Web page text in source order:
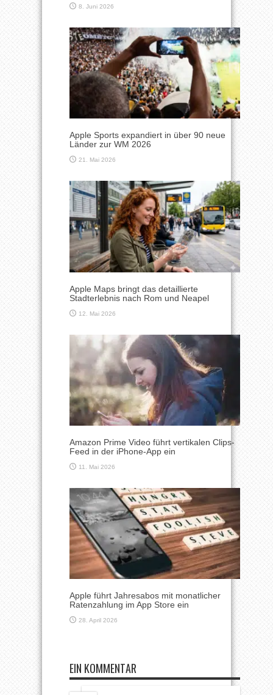
8. Juni 2026
Apple Sports expandiert in über 90 neue
Länder zur WM 2026
21. Mai 2026
Apple Maps bringt das detaillierte
Stadterlebnis nach Rom und Neapel
12. Mai 2026
Amazon Prime Video führt vertikalen Clips-
Feed in der iPhone-App ein
11. Mai 2026
Apple führt Jahresabos mit monatlicher
Ratenzahlung im App Store ein
28. April 2026
EIN KOMMENTAR